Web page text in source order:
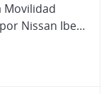
Movilidad
Inteligente como Servicio, creada por Nissan Iberia y ALD Automotive España con la colaboración de Grant Thornton Spain